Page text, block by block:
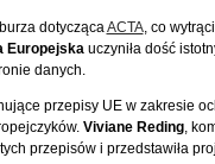
dotyczącaACTA, co
Europejskauczyniła dość
danych.
przepisy UE w zakresie
Viviane Reding,
przepisów i przedstawiła